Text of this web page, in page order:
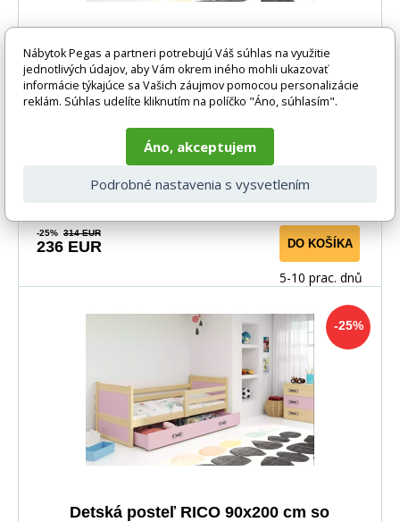
Detská posteľ RICO 90x200 cm so
zásuvkou, s matracom, Prírodná/Biela
Rám postele - vyrobený z borovicového dreva, lakovaný
-25% 314 EUR
236 EUR DO KOŠÍKA
5-10 prac. dnů
-25%
Detská posteľ RICO 90x200 cm so
Nábytok Pegas a partneri potrebujú Váš súhlas na využitie
jednotlivých údajov, aby Vám okrem iného mohli ukazovať
informácie týkajúce sa Vašich záujmov pomocou personalizácie
reklám. Súhlas udelíte kliknutím na políčko "Áno, súhlasím".
Áno, akceptujem
Podrobné nastavenia s vysvetlením